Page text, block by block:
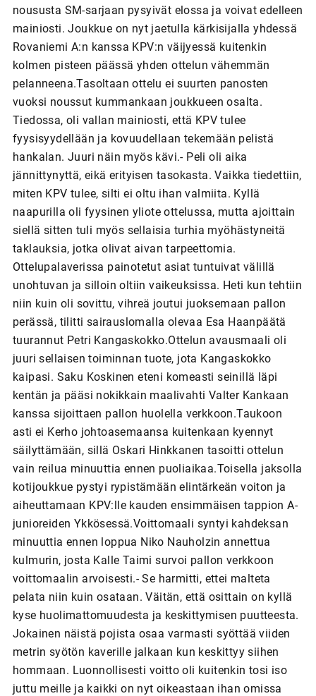
noususta SM-sarjaan pysyivät elossa ja voivat edelleen
mainiosti. Joukkue on nyt jaetulla kärkisijalla yhdessä
Rovaniemi A:n kanssa KPV:n väijyessä kuitenkin
kolmen pisteen päässä yhden ottelun vähemmän
pelanneena.Tasoltaan ottelu ei suurten panosten
vuoksi noussut kummankaan joukkueen osalta.
Tiedossa, oli vallan mainiosti, että KPV tulee
fyysisyydellään ja kovuudellaan tekemään pelistä
hankalan. Juuri näin myös kävi.- Peli oli aika
jännittynyttä, eikä erityisen tasokasta. Vaikka tiedettiin,
miten KPV tulee, silti ei oltu ihan valmiita. Kyllä
naapurilla oli fyysinen yliote ottelussa, mutta ajoittain
siellä sitten tuli myös sellaisia turhia myöhästyneitä
taklauksia, jotka olivat aivan tarpeettomia.
Ottelupalaverissa painotetut asiat tuntuivat välillä
unohtuvan ja silloin oltiin vaikeuksissa. Heti kun tehtiin
niin kuin oli sovittu, vihreä joutui juoksemaan pallon
perässä, tilitti sairauslomalla olevaa Esa Haanpäätä
tuurannut Petri Kangaskokko.Ottelun avausmaali oli
juuri sellaisen toiminnan tuote, jota Kangaskokko
kaipasi. Saku Koskinen eteni komeasti seinillä läpi
kentän ja pääsi nokikkain maalivahti Valter Kankaan
kanssa sijoittaen pallon huolella verkkoon.Taukoon
asti ei Kerho johtoasemaansa kuitenkaan kyennyt
säilyttämään, sillä Oskari Hinkkanen tasoitti ottelun
vain reilua minuuttia ennen puoliaikaa.Toisella jaksolla
kotijoukkue pystyi rypistämään elintärkeän voiton ja
aiheuttamaan KPV:lle kauden ensimmäisen tappion A-
junioreiden Ykkösessä.Voittomaali syntyi kahdeksan
minuuttia ennen loppua Niko Nauholzin annettua
kulmurin, josta Kalle Taimi survoi pallon verkkoon
voittomaalin arvoisesti.- Se harmitti, ettei malteta
pelata niin kuin osataan. Väitän, että osittain on kyllä
kyse huolimattomuudesta ja keskittymisen puutteesta.
Jokainen näistä pojista osaa varmasti syöttää viiden
metrin syötön kaverille jalkaan kun keskittyy siihen
hommaan. Luonnollisesti voitto oli kuitenkin tosi iso
juttu meille ja kaikki on nyt oikeastaan ihan omissa